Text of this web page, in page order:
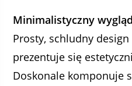
Minimalistyczny wygląd
Prosty, schludny
prezentuje się
Doskonale komponuje